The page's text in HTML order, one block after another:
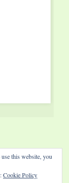
this website, you
Cookie Policy